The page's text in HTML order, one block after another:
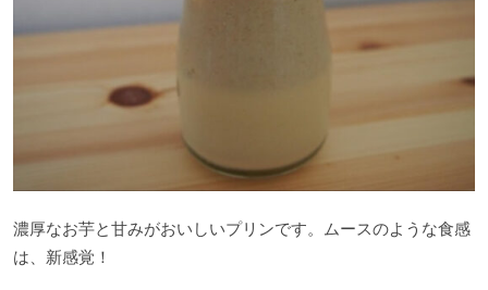
濃厚なお芋と甘みがおいしいプリンです。ムースのような食感
は、新感覚！